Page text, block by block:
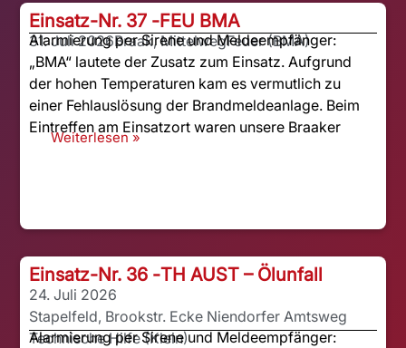
Einsatz-Nr. 37 -FEU BMA
31. Juli 2026Braak, MittelwegFeuer (BMA)
Alarmierung per Sirene und Meldeempfänger:
„BMA“ lautete der Zusatz zum Einsatz. Aufgrund
der hohen Temperaturen kam es vermutlich zu
einer Fehlauslösung der Brandmeldeanlage. Beim
Eintreffen am Einsatzort waren unsere Braaker
Weiterlesen »
Einsatz-Nr. 36 -TH AUST – Ölunfall
24. Juli 2026
Stapelfeld, Brookstr. Ecke Niendorfer Amtsweg
Technische Hilfe (Klein)
Alarmierung per Sirene und Meldeempfänger: